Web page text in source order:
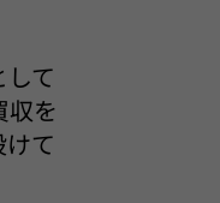
て
収を
て